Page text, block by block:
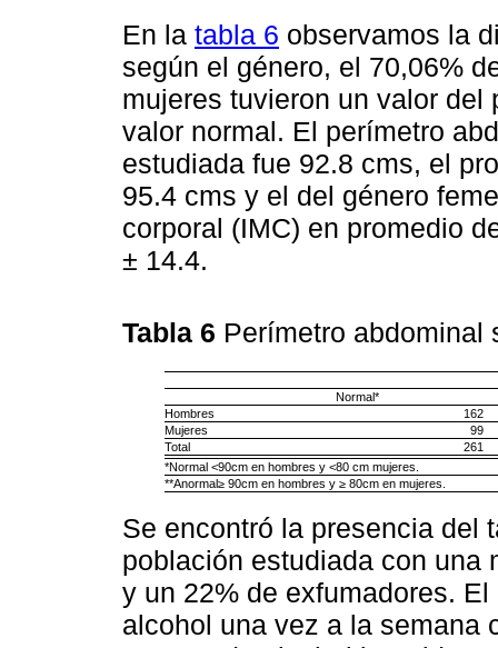
En la tabla 6 observamos la
según el género, el 70,06%
mujeres tuvieron un valor
valor normal. El perímetro
estudiada fue 92.8 cms, el
95.4 cms y el del género
corporal (IMC) en promedio
± 14.4.
Tabla 6 Perímetro abdominal
Normal*
Hombres
162
Mujeres
99
Total
261
*Normal <90cm en hombres y <80 cm mujeres.
**Anormal≥ 90cm en hombres y ≥ 80cm en mujeres.
Se encontró la presencia del
población estudiada con una
y un 22% de exfumadores.
alcohol una vez a la semana